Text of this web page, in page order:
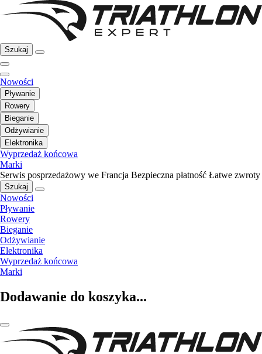
Szukaj
Nowości
Pływanie
Rowery
Bieganie
Odżywianie
Elektronika
Wyprzedaż końcowa
Marki
Serwis posprzedażowy we Francja Bezpieczna płatność Łatwe zwroty
Szukaj
Nowości
Pływanie
Rowery
Bieganie
Odżywianie
Elektronika
Wyprzedaż końcowa
Marki
Dodawanie do koszyka...